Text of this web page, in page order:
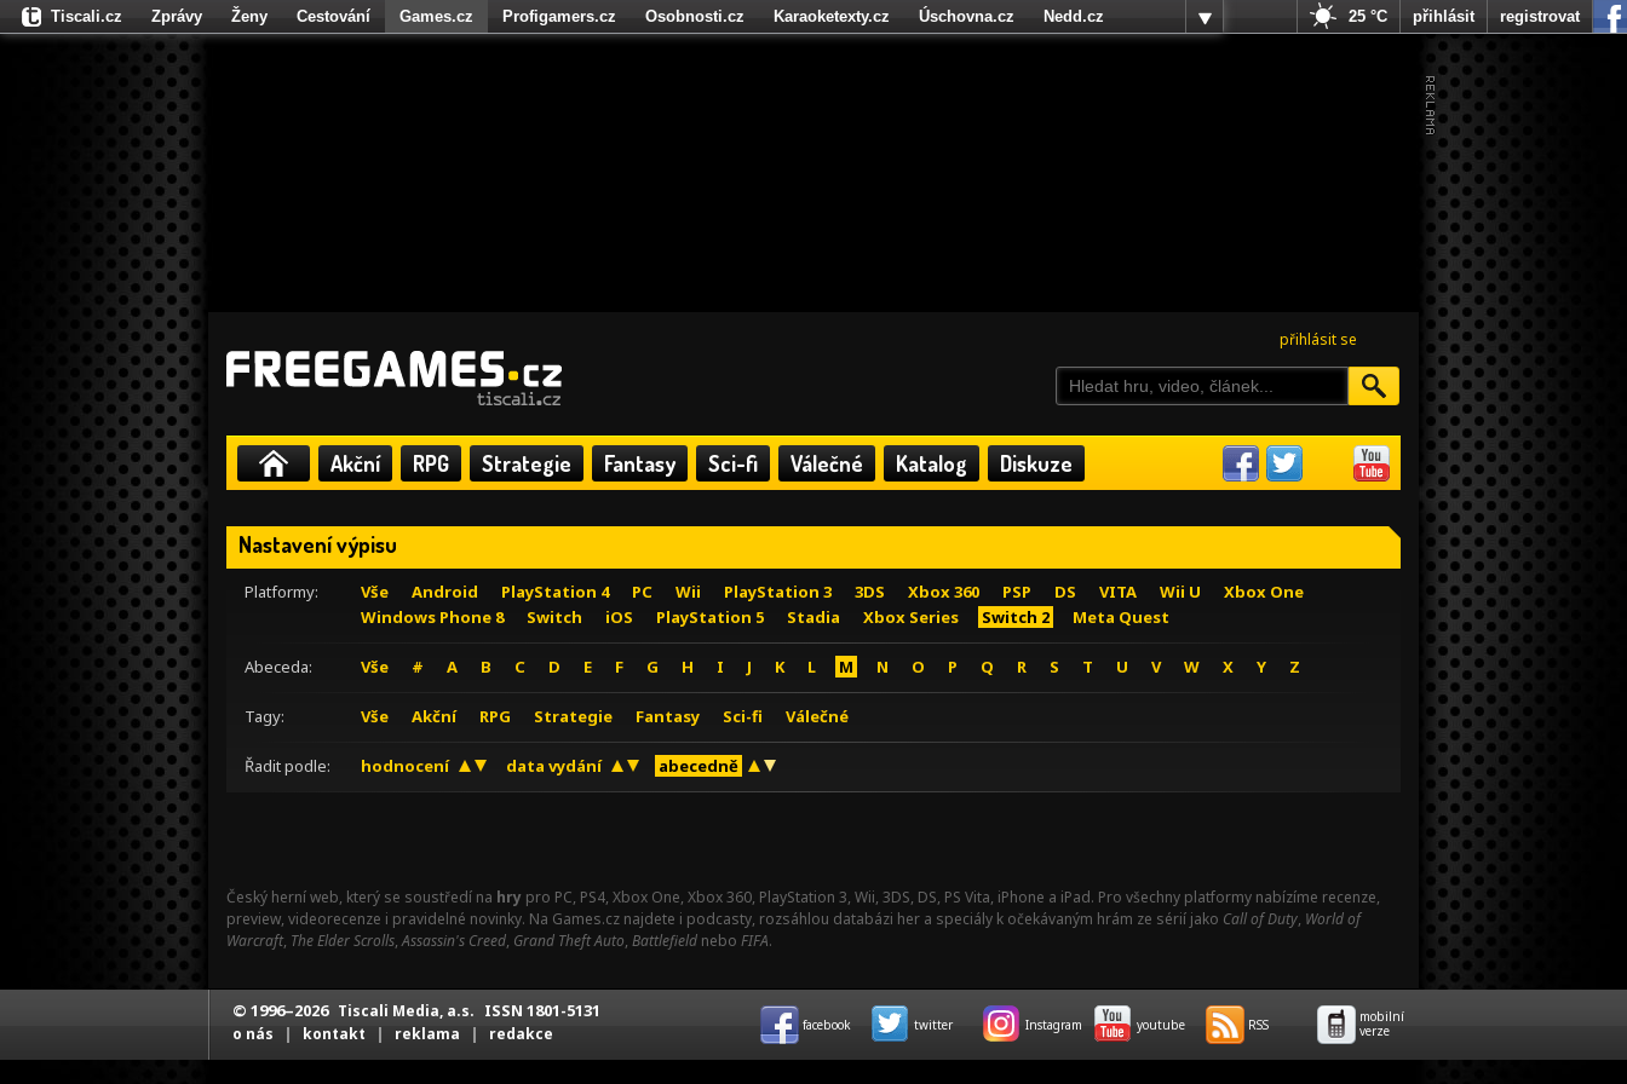
přihlásit se
Akční RPG Strategie Fantasy Sci-fi Válečné Katalog Diskuze
Nastavení výpisu
Platformy: Vše Android PlayStation 4 PC Wii PlayStation 3 3DS Xbox 360 PSP DS VITA Wii U
Xbox One
Windows Phone 8
Switch iOS PlayStation 5 Stadia Xbox Series Switch 2 Meta Quest
Abeceda: Vše # A B C D E F G H I J K L M N O P Q R S T U V W X Y Z
Tagy: Vše Akční RPG Strategie Fantasy Sci-fi Válečné
Řadit podle: hodnocení data vydání abecedně
Český herní web, který se soustředí na hry pro PC, PS4, Xbox One, Xbox 360, PlayStation 3, Wii, 3DS, DS, PS Vita, iPhone a iPad. Pro všechny platformy nabízíme recenze,
preview, videorecenze i pravidelné novinky. Na Games.cz najdete i podcasty, rozsáhlou databázi her a speciály k očekávaným hrám ze sérií jako Call of Duty, World of
Warcraft, The Elder Scrolls,Assassin's Creed, Grand Theft Auto, Battlefield nebo FIFA.
Tiscali.cz Zprávy Ženy Cestování Games.cz Profigamers.cz Osobnosti.cz Karaoketexty.cz Úschovna.cz
Nedd.cz
Fights.cz
25 °C přihlásit registrovat
© 1996–2026 Tiscali Media, a.s. ISSN 1801-5131
o nás | kontakt | reklama | redakce facebook twitter Instagram youtube RSS
mobilní
verze